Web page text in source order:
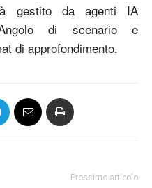
gestito da agenti IA
di scenario e
di approfondimento.
Prossimo articolo